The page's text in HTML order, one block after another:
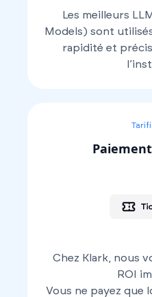
Les meilleurs
Models) sont
rapidité et
Chez Klark, nous
ROI
Vous ne payez que